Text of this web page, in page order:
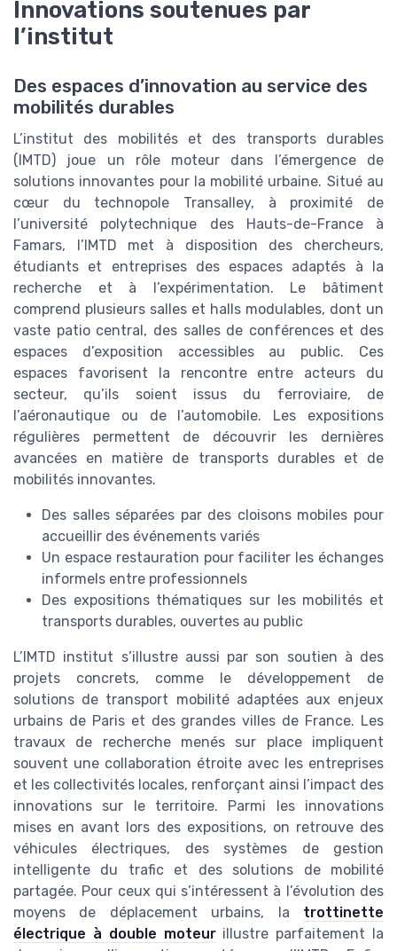
Innovations soutenues par
l’institut
Des espaces d’innovation au service des
mobilités durables
L’institut des mobilités et des transports durables
(IMTD) joue un rôle moteur dans l’émergence de
solutions innovantes pour la mobilité urbaine. Situé au
cœur du technopole Transalley, à proximité de
l’université polytechnique des Hauts-de-France à
Famars, l’IMTD met à disposition des chercheurs,
étudiants et entreprises des espaces adaptés à la
recherche et à l’expérimentation. Le bâtiment
comprend plusieurs salles et halls modulables, dont un
vaste patio central, des salles de conférences et des
espaces d’exposition accessibles au public. Ces
espaces favorisent la rencontre entre acteurs du
secteur, qu’ils soient issus du ferroviaire, de
l’aéronautique ou de l’automobile. Les expositions
régulières permettent de découvrir les dernières
avancées en matière de transports durables et de
mobilités innovantes.
Des salles séparées par des cloisons mobiles pour
accueillir des événements variés
Un espace restauration pour faciliter les échanges
informels entre professionnels
Des expositions thématiques sur les mobilités et
transports durables, ouvertes au public
L’IMTD institut s’illustre aussi par son soutien à des
projets concrets, comme le développement de
solutions de transport mobilité adaptées aux enjeux
urbains de Paris et des grandes villes de France. Les
travaux de recherche menés sur place impliquent
souvent une collaboration étroite avec les entreprises
et les collectivités locales, renforçant ainsi l’impact des
innovations sur le territoire. Parmi les innovations
mises en avant lors des expositions, on retrouve des
véhicules électriques, des systèmes de gestion
intelligente du trafic et des solutions de mobilité
partagée. Pour ceux qui s’intéressent à l’évolution des
moyens de déplacement urbains, la trottinette
électrique à double moteurillustre parfaitement la